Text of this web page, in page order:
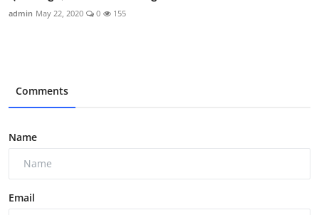
admin May 22, 2020 0 155
Comments
Name
Email